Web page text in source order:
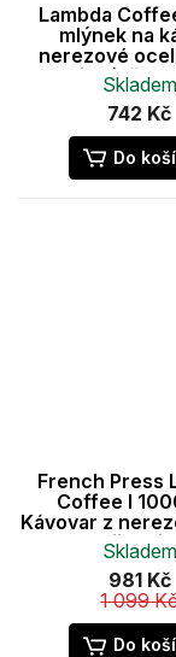
Lambda
mlýnek na
nerezové
Keramický
regulace mletí
Skladem
742 Kč
Do
French Press
Coffee I
Kávovar z
a dvojitou
Skladem
981 Kč
1 099
Do